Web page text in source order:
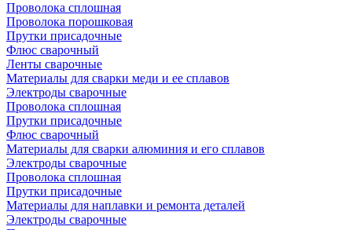
Проволока сплошная
Проволока порошковая
Прутки присадочные
Флюс сварочный
Ленты сварочные
Материалы для сварки меди и ее сплавов
Электроды сварочные
Проволока сплошная
Прутки присадочные
Флюс сварочный
Материалы для сварки алюминия и его сплавов
Электроды сварочные
Проволока сплошная
Прутки присадочные
Материалы для наплавки и ремонта деталей
Электроды сварочные